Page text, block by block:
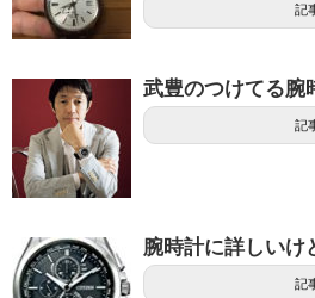
記
武豊のつけてる腕
記
腕時計に詳しいけ
記